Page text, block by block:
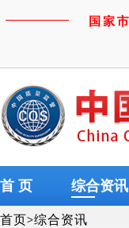
首 页 综合资讯
首页>综合资讯